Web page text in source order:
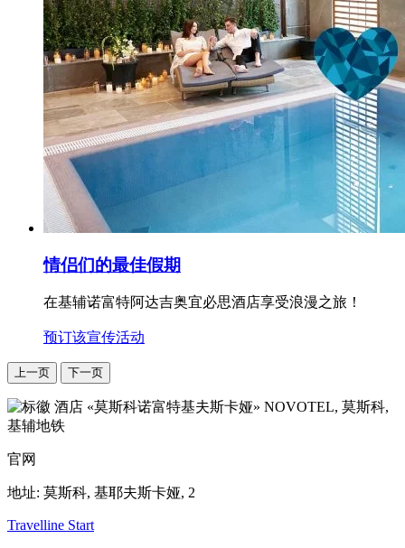
情侣们的最佳假期
在基辅诺富特阿达吉奥宜必思酒店享受浪漫之旅！
预订该宣传活动
上一页 下一页
NOVOTEL, 莫斯科,
基辅地铁
官网
地址: 莫斯科, 基耶夫斯卡娅, 2
Travelline Start